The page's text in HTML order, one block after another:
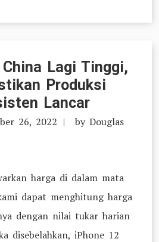
Lagi Tinggi,
Produksi
Lancar
26, 2022 by Douglas
harga di dalam mata
dapat menghitung harga
dengan nilai tukar harian
disebelahkan, iPhone 12